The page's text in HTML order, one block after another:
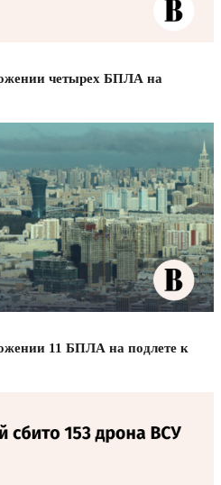
четырех БПЛА на
11 БПЛА на подлете к